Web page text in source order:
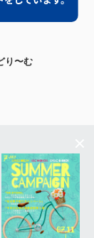
り〜む